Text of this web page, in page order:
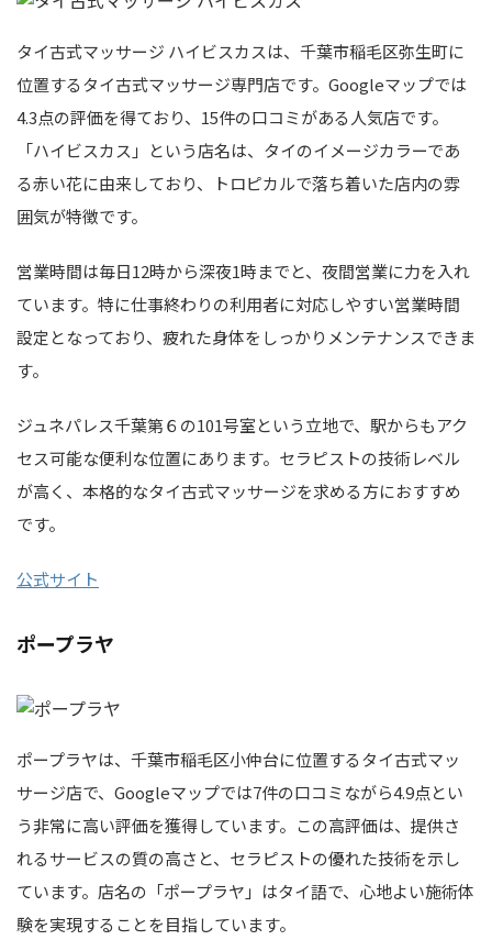
タイ古式マッサージ ハイビスカスは、千葉市稲毛区弥生町に
位置するタイ古式マッサージ専門店です。Googleマップでは
4.3点の評価を得ており、15件の口コミがある人気店です。
「ハイビスカス」という店名は、タイのイメージカラーであ
る赤い花に由来しており、トロピカルで落ち着いた店内の雰
囲気が特徴です。
営業時間は毎日12時から深夜1時までと、夜間営業に力を入れ
ています。特に仕事終わりの利用者に対応しやすい営業時間
設定となっており、疲れた身体をしっかりメンテナンスできま
す。
ジュネパレス千葉第６の101号室という立地で、駅からもアク
セス可能な便利な位置にあります。セラピストの技術レベル
が高く、本格的なタイ古式マッサージを求める方におすすめ
です。
公式サイト
ポープラヤ
ポープラヤは、千葉市稲毛区小仲台に位置するタイ古式マッ
サージ店で、Googleマップでは7件の口コミながら4.9点とい
う非常に高い評価を獲得しています。この高評価は、提供さ
れるサービスの質の高さと、セラピストの優れた技術を示し
ています。店名の「ポープラヤ」はタイ語で、心地よい施術体
験を実現することを目指しています。